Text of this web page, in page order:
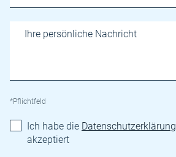
*Pflichtfeld
Ich habe die Datenschutzerklärung
akzeptiert